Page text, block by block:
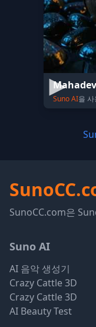
Mahadev
Suno AI을
SunoCC.com은
Suno AI
AI 음악 생성기
Crazy Cattle 3D
Crazy Cattle 3D
AI Beauty Test